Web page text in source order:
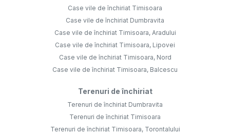
Case vile de închiriat Timisoara
Case vile de închiriat Dumbravita
Case vile de închiriat Timisoara, Aradului
Case vile de închiriat Timisoara, Lipovei
Case vile de închiriat Timisoara, Nord
Case vile de închiriat Timisoara, Balcescu
Terenuri de închiriat
Terenuri de închiriat Dumbravita
Terenuri de închiriat Timisoara
Terenuri de închiriat Timisoara, Torontalului